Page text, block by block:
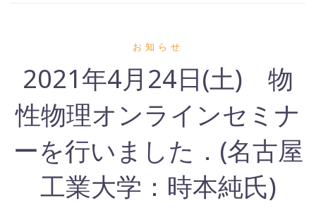
お知らせ
2021年4月24日(土) 物
性物理オンラインセミナ
ーを行いました．(名古屋
工業大学：時本純氏)